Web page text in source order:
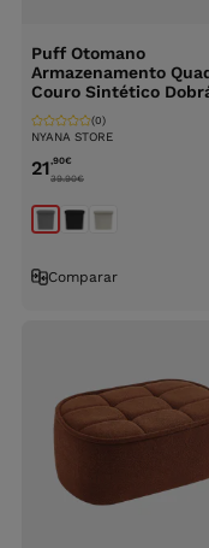
Puff Otomano
Armazenamento
Couro Sintético
NYANA STORE
(0)
21,90€
39.90€
Comparar